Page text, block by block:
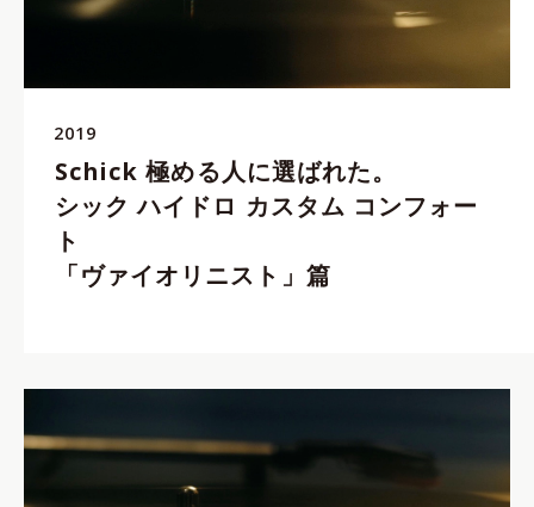
2019
Schick 極める人に選ばれた。
シック ハイドロ カスタム コンフォー
ト
「ヴァイオリニスト」篇